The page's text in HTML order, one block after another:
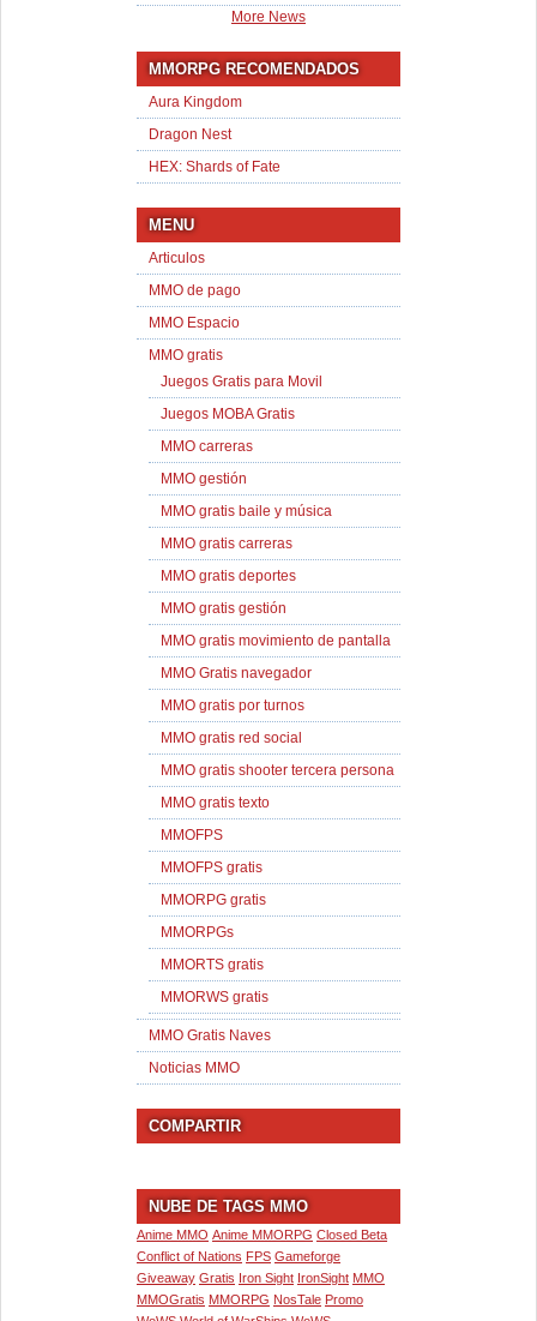
More News
MMORPG RECOMENDADOS
Aura Kingdom
Dragon Nest
HEX: Shards of Fate
MENU
Articulos
MMO de pago
MMO Espacio
MMO gratis
Juegos Gratis para Movil
Juegos MOBA Gratis
MMO carreras
MMO gestión
MMO gratis baile y música
MMO gratis carreras
MMO gratis deportes
MMO gratis gestión
MMO gratis movimiento de pantalla
MMO Gratis navegador
MMO gratis por turnos
MMO gratis red social
MMO gratis shooter tercera persona
MMO gratis texto
MMOFPS
MMOFPS gratis
MMORPG gratis
MMORPGs
MMORTS gratis
MMORWS gratis
MMO Gratis Naves
Noticias MMO
COMPARTIR
NUBE DE TAGS MMO
Anime MMO Anime MMORPG Closed Beta
Conflict of Nations FPS Gameforge
Giveaway Gratis Iron Sight IronSight MMO
MMOGratis MMORPG NosTale Promo